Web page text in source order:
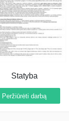
Statyba
Peržiūrėti darbą